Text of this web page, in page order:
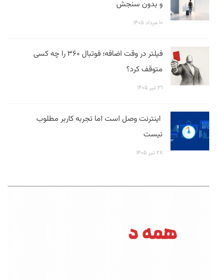
و بدون سنجش
۱۰ مرداد ۱۴۰۵
فیلتر در وقت اضافه؛ فوتبال ۳۶۰ را چه کسی
متوقف کرد؟
۳۱ تیر ۱۴۰۵
اینترنت وصل است اما تجربه کاربر مطلوب
نیست
۲۸ تیر ۱۴۰۵